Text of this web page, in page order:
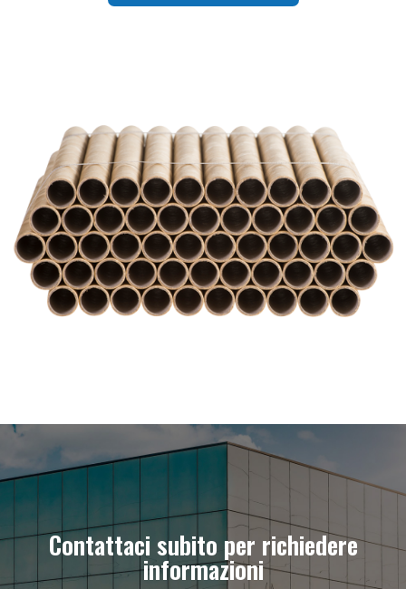
Contattaci subito per richiedere
informazioni